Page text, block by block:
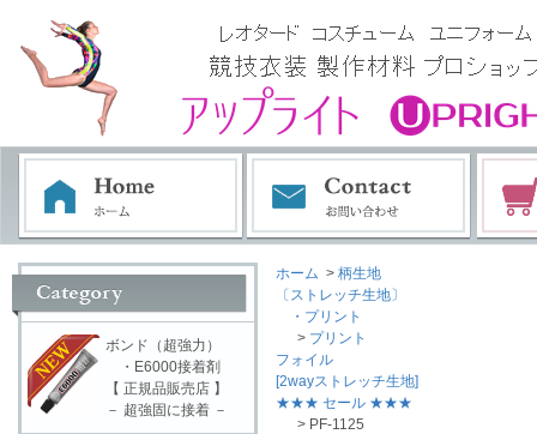
ホーム > 柄生地
〔ストレッチ生地〕
・プリント
> プリント
フォイル
[2wayストレッチ生地]
★★★ セール ★★★
> PF-1125
ボンド（超強力）
・E6000接着剤
【 正規品販売店 】
－ 超強固に接着 －